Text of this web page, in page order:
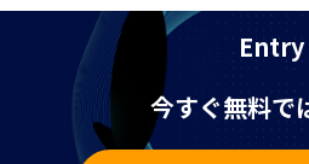
Entry
今すぐ無料で